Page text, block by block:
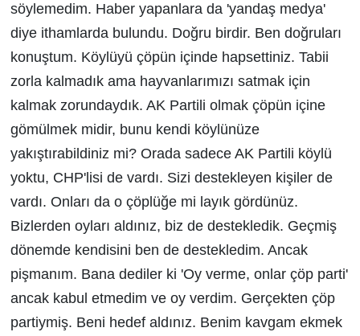
söylemedim. Haber yapanlara da 'yandaş medya'
diye ithamlarda bulundu. Doğru birdir. Ben doğruları
konuştum. Köylüyü çöpün içinde hapsettiniz. Tabii
zorla kalmadık ama hayvanlarımızı satmak için
kalmak zorundaydık. AK Partili olmak çöpün içine
gömülmek midir, bunu kendi köylünüze
yakıştırabildiniz mi? Orada sadece AK Partili köylü
yoktu, CHP'lisi de vardı. Sizi destekleyen kişiler de
vardı. Onları da o çöplüğe mi layık gördünüz.
Bizlerden oyları aldınız, biz de destekledik. Geçmiş
dönemde kendisini ben de destekledim. Ancak
pişmanım. Bana dediler ki 'Oy verme, onlar çöp parti'
ancak kabul etmedim ve oy verdim. Gerçekten çöp
partiymiş. Beni hedef aldınız. Benim kavgam ekmek